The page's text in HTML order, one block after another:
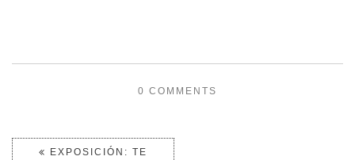
0 COMMENTS
EXPOSICIÓN: TE